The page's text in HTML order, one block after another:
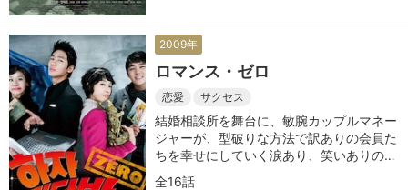
2009年
ロマンス・ゼロ
恋愛 サクセス
結婚相談所を舞台に、敏腕カップルマネー
ジャーが、型破りな方法で訳ありの会員た
ちを幸せにしていく涙あり、笑いありの恋
愛サクセスストーリー
全16話